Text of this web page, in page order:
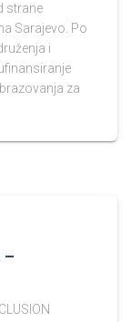
strane
Sarajevo. Po
i
za
–